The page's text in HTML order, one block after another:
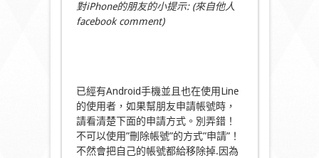
對iPhone的朋友的小提示: (來自他人
facebook comment)
已經有Android手機並且也在使用Line
的使用者，如果幫朋友申請帳號時，
請看清楚下面的申請方式。別弄錯！
不可以使用”刪除帳號”的方式”申請”！
不然會把自己的帳號都給移除掉.因為